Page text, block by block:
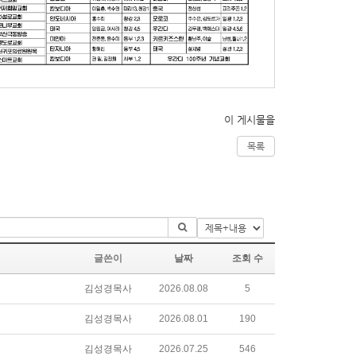
이 게시물을
목록
글쓴이 날짜 조회 수
김성경목사 2026.08.08 5
김성경목사 2026.08.01 190
김성경목사 2026.07.25 546